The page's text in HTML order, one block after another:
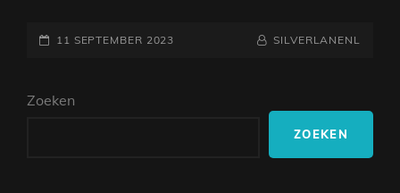
MUZIEK:
GEPLAATST
11 SEPTEMBER 2023 NAAMREGEL
BYLINE
SILVERLANENL
Zoeken
ZOEKEN